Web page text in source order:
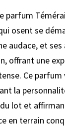
parfum
osent se
audace, et
offrant une
Ce parfum
la
lot et
en terrain